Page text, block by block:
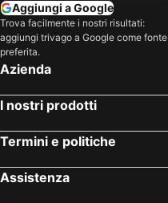
Aggiungi a Google
Trova facilmente i nostri risultati:
aggiungi trivago a Google come fonte
preferita.
Azienda
I nostri prodotti
Termini e politiche
Assistenza